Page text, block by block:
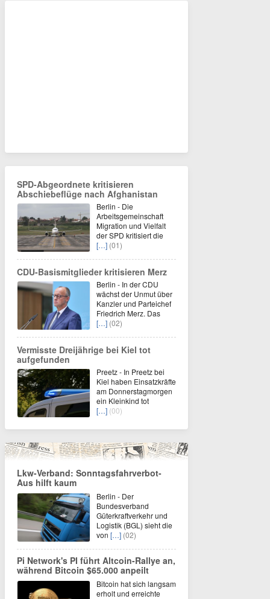
SPD-Abgeordnete kritisieren
Abschiebeflüge nach Afghanistan
Berlin - Die
Arbeitsgemeinschaft
Migration und Vielfalt
der SPD kritisiert die
[…] (01)
CDU-Basismitglieder kritisieren Merz
Berlin - In der CDU
wächst der Unmut über
Kanzler und Parteichef
Friedrich Merz. Das
[…] (02)
Vermisste Dreijährige bei Kiel tot
aufgefunden
Preetz - In Preetz bei
Kiel haben Einsatzkräfte
am Donnerstagmorgen
ein Kleinkind tot
[…] (00)
Lkw-Verband: Sonntagsfahrverbot-
Aus hilft kaum
Berlin - Der
Bundesverband
Güterkraftverkehr und
Logistik (BGL) sieht die
von […] (02)
Pi Network's PI führt Altcoin-Rallye an,
während Bitcoin $65.000 anpeilt
Bitcoin hat sich langsam
erholt und erreichte